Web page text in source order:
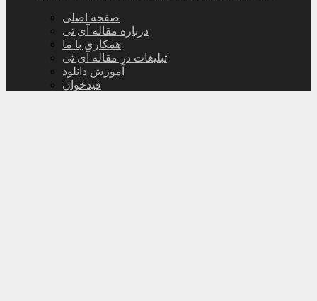
صفحه اصلی
درباره مقاله آی تی
همکاری با ما
تبلیغات در مقاله آی تی
آموزش دانلود
فیدخوان